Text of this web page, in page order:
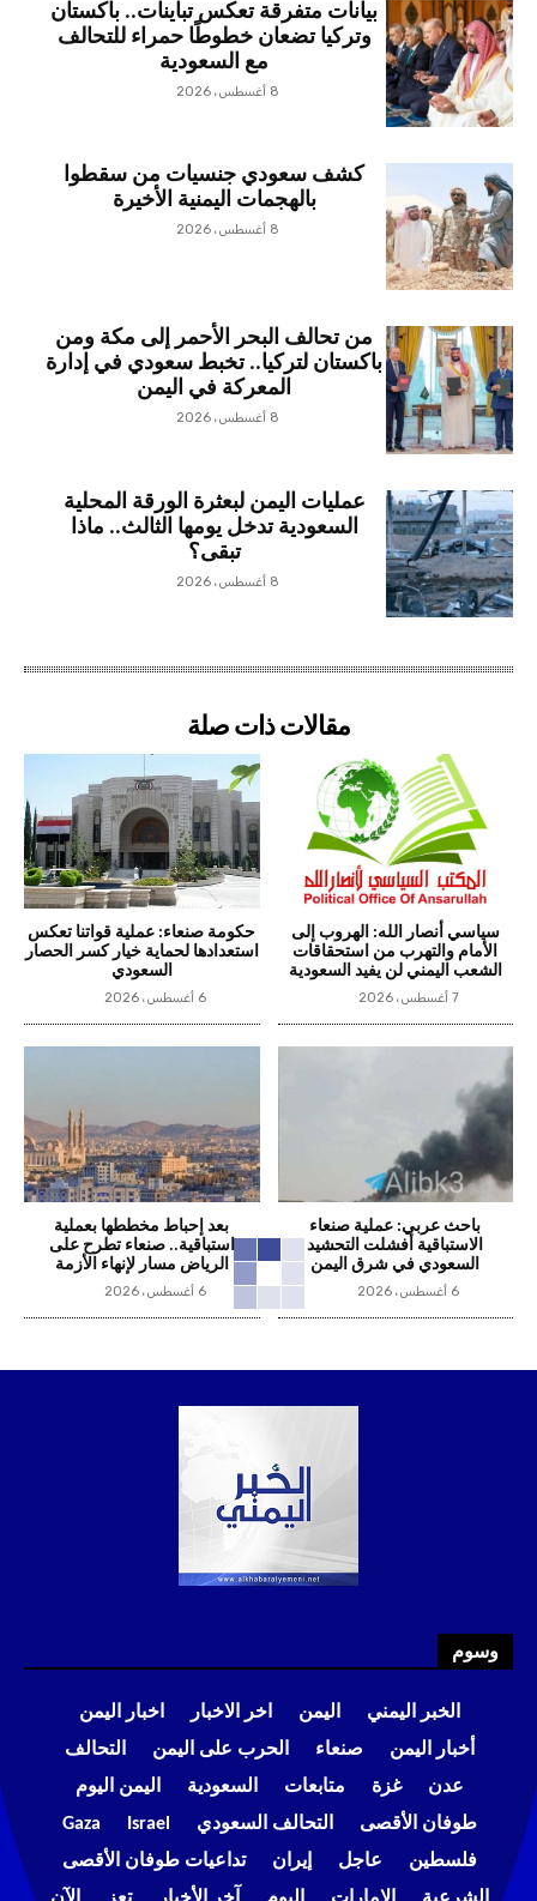
بيانات متفرقة تعكس تباينات.. باكستان
وتركيا تضعان خطوطًا حمراء للتحالف
مع السعودية
8 أغسطس، 2026
كشف سعودي جنسيات من سقطوا
بالهجمات اليمنية الأخيرة
8 أغسطس، 2026
من تحالف البحر الأحمر إلى مكة ومن
باكستان لتركيا.. تخبط سعودي في إدارة
المعركة في اليمن
8 أغسطس، 2026
عمليات اليمن لبعثرة الورقة المحلية
السعودية تدخل يومها الثالث.. ماذا
تبقى؟
8 أغسطس، 2026
مقالات ذات صلة
سياسي أنصار الله: الهروب إلى
الأمام والتهرب من استحقاقات
الشعب اليمني لن يفيد السعودية
7 أغسطس، 2026
حكومة صنعاء: عملية قواتنا تعكس
استعدادها لحماية خيار كسر الحصار
السعودي
6 أغسطس، 2026
باحث عربي: عملية صنعاء
الاستباقية أفشلت التحشيد
السعودي في شرق اليمن
6 أغسطس، 2026
بعد إحباط مخططها بعملية
استباقية.. صنعاء تطرح على
الرياض مسار لإنهاء الأزمة
6 أغسطس، 2026
وسوم
الخبر اليمني اليمن اخر الاخبار
اخبار اليمن
أخبار اليمن
صنعاء الحرب على اليمن
التحالف
عدن
غزة متابعات السعودية
اليمن اليوم
طوفان الأقصى
التحالف السعودي Israel
Gaza
فلسطين
عاجل إيران
تداعيات طوفان الأقصى